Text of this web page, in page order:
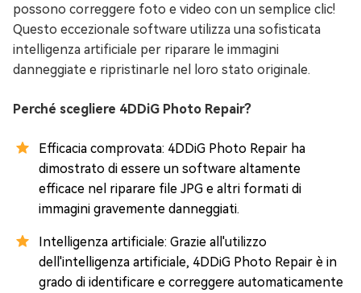
possono correggere foto e video con un semplice clic!
Questo eccezionale software utilizza una sofisticata
intelligenza artificiale per riparare le immagini
danneggiate e ripristinarle nel loro stato originale.
Perché scegliere 4DDiG Photo Repair?
Efficacia comprovata: 4DDiG Photo Repair ha
dimostrato di essere un software altamente
efficace nel riparare file JPG e altri formati di
immagini gravemente danneggiati.
Intelligenza artificiale: Grazie all'utilizzo
dell'intelligenza artificiale, 4DDiG Photo Repair è in
grado di identificare e correggere automaticamente